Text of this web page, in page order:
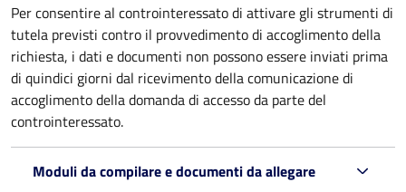
Per consentire al controinteressato di attivare gli strumenti di
tutela previsti contro il provvedimento di accoglimento della
richiesta, i dati e documenti non possono essere inviati prima
di quindici giorni dal ricevimento della comunicazione di
accoglimento della domanda di accesso da parte del
controinteressato.
Moduli da compilare e documenti da allegare